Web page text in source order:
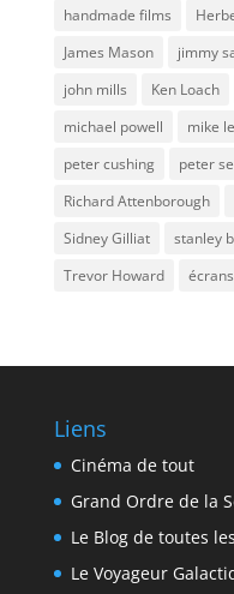
handmade films
James Mason
jimmy
john mills
Ken Loach
michael powell
mike
peter cushing
peter
Richard Attenborough
Sidney Gilliat
stanley
Trevor Howard
Liens
Cinéma de tout
Grand Ordre de la
Le Blog de toutes
Le Voyageur